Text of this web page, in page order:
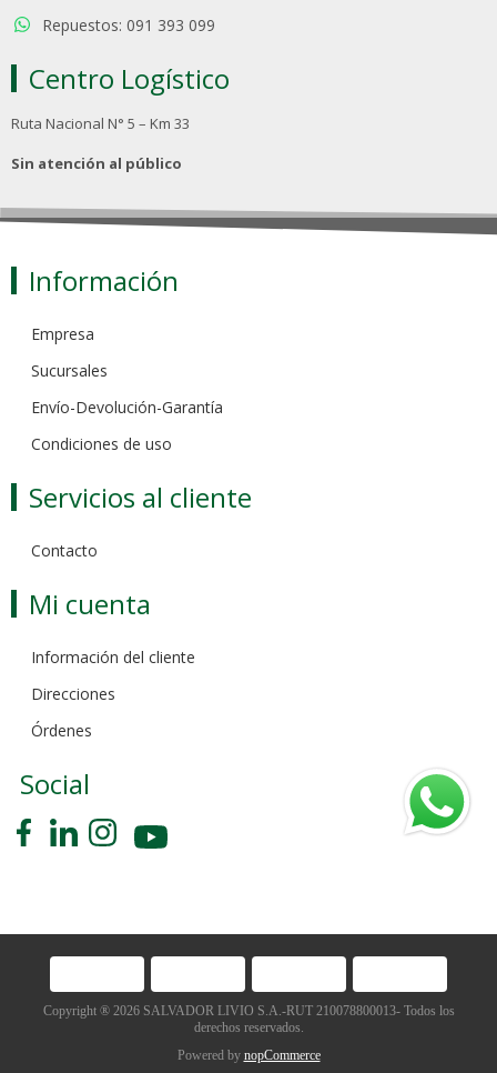
Repuestos: 091 393 099
Centro Logístico
Ruta Nacional N° 5 – Km 33
Sin atención al público
Información
Empresa
Sucursales
Envío-Devolución-Garantía
Condiciones de uso
Servicios al cliente
Contacto
Mi cuenta
Información del cliente
Direcciones
Órdenes
Social
Copyright ® 2026 SALVADOR LIVIO S.A.-RUT 210078800013- Todos los
derechos reservados.
Powered by nopCommerce